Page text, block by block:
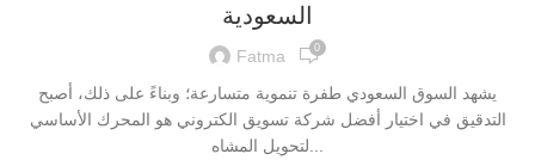
السعودية
Fatma 0
يشهد السوق السعودي طفرة تنموية متسارعة؛ وبناءً على ذلك، أصبح
التدقيق في اختيار أفضل شركة تسويق الكتروني هو المحرك الأساسي